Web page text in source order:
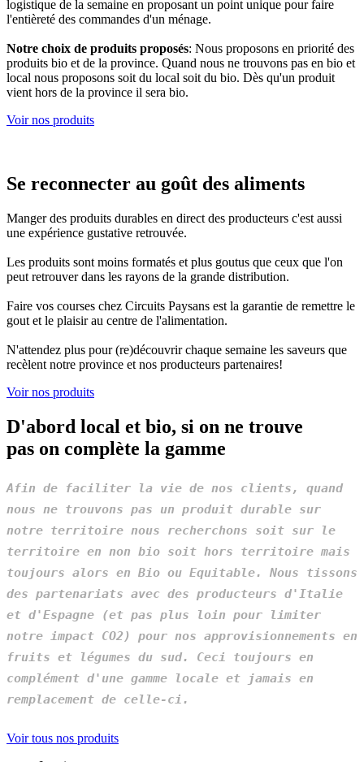
logistique de la semaine en proposant un point unique pour faire
l'entièreté des commandes d'un ménage.
Notre choix de produits proposés: Nous proposons en priorité des
produits bio et de la province. Quand nous ne trouvons pas en bio et
local nous proposons soit du local soit du bio. Dès qu'un produit
vient hors de la province il sera bio.
Voir nos produits
Se reconnecter au goût des aliments
Manger des produits durables en direct des producteurs c'est aussi
une expérience gustative retrouvée.
Les produits sont moins formatés et plus goutus que ceux que l'on
peut retrouver dans les rayons de la grande distribution.
Faire vos courses chez Circuits Paysans est la garantie de remettre le
gout et le plaisir au centre de l'alimentation.
N'attendez plus pour (re)découvrir chaque semaine les saveurs que
recèlent notre province et nos producteurs partenaires!
Voir nos produits
D'abord local et bio, si on ne trouve
pas on complète la gamme
Afin de faciliter la vie de nos clients, quand
nous ne trouvons pas un produit durable sur
notre territoire nous recherchons soit sur le
territoire en non bio soit hors territoire mais
toujours alors en Bio ou Equitable. Nous tissons
des partenariats avec des producteurs d'Italie
et d'Espagne (et pas plus loin pour limiter
notre impact CO2) pour nos approvisionnements en
fruits et légumes du sud. Ceci toujours en
complément d'une gamme locale et jamais en
remplacement de celle-ci.
Voir tous nos produits